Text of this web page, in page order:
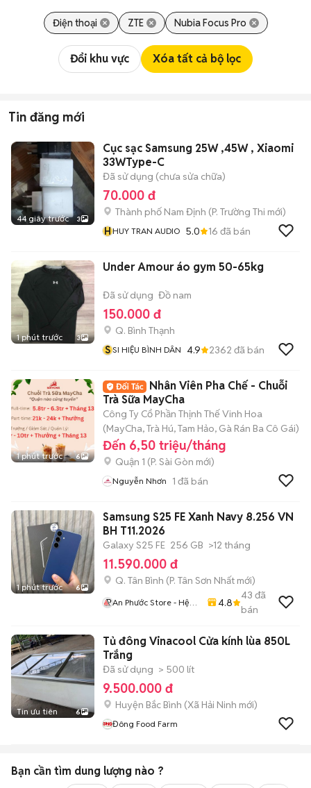
Điện thoại ZTE Nubia Focus Pro
Đổi khu vực Xóa tất cả bộ lọc
Tin đăng mới
44 giây trước 3
Cục sạc Samsung 25W ,45W , Xiaomi
33WType-C
Đã sử dụng (chưa sửa chữa)
70.000 đ
Thành phố Nam Định (P. Trường Thi mới)
HHUY TRAN AUDIO 5.0 16 đã bán
1 phút trước 3
Under Amour áo gym 50-65kg
Đã sử dụng Đồ nam
150.000 đ
Q. Bình Thạnh
S SI HIỆU BÌNH DÂN 4.9 2362 đã bán
1 phút trước 6
Nhân Viên Pha Chế - Chuỗi
Trà Sữa MayCha
Công Ty Cổ Phần Thịnh Thế Vinh Hoa
(MayCha, Trà Hú, Tam Hảo, Gà Rán Ba Cô Gái)
Đến 6,50 triệu/tháng
Quận 1 (P. Sài Gòn mới)
Nguyễn Nhơn 1 đã bán
1 phút trước 6
Samsung S25 FE Xanh Navy 8.256 VN
BH T11.2026
Galaxy S25 FE 256 GB >12 tháng
11.590.000 đ
Q. Tân Bình (P. Tân Sơn Nhất mới)
An Phước Store - Hệ
4.8
43 đã
bán
Tin ưu tiên 6
Tủ đông Vinacool Cửa kính lùa 850L
Trắng
Đã sử dụng > 500 lít
9.500.000 đ
Huyện Bắc Bình (Xã Hải Ninh mới)
Đông Food Farm
Bạn cần tìm dung lượng nào ?